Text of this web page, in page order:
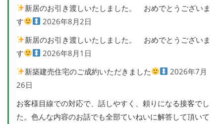
新居のお引き渡しいたしました。 おめでとうございま
す
2026年8月2日
新居のお引き渡しいたしました。 おめでとうございま
す
2026年8月1日
新築建売住宅のご成約いただきました
2026年7月
26日
お客様目線での対応で、話しやすく、頼りになる接客でし
た。色んな内容のお話でも全部ていねいに解答して頂いて